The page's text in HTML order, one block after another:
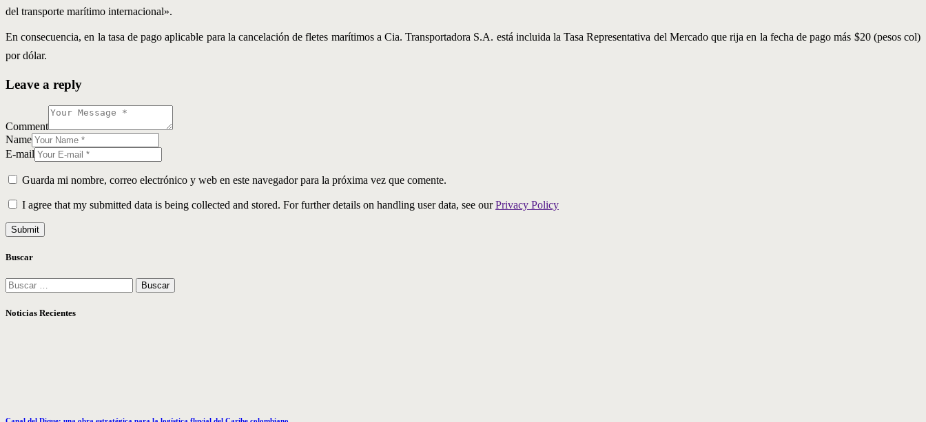
del transporte marítimo internacional».
En consecuencia, en la tasa de pago aplicable para la cancelación de fletes marítimos a Cia. Transportadora S.A. está incluida la Tasa Representativa del Mercado que rija en la fecha de pago más $20 (pesos col)
por dólar.
Leave a reply
Comment
Name
E-mail
Guarda mi nombre, correo electrónico y web en este navegador para la próxima vez que comente.
I agree that my submitted data is being collected and stored. For further details on handling user data, see ourPrivacy Policy
Buscar
Buscar:
Noticias Recientes